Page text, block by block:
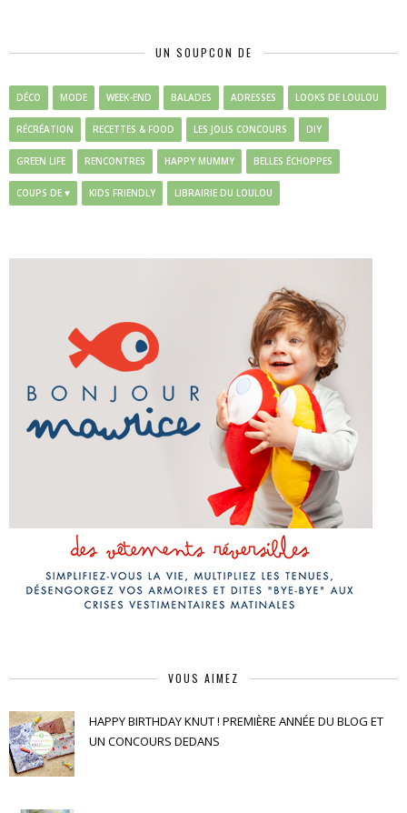
UN SOUPCON DE
DÉCO MODE WEEK-END BALADES ADRESSES LOOKS DE LOULOU
RÉCRÉATION RECETTES & FOOD LES JOLIS CONCOURS DIY
GREEN LIFE RENCONTRES HAPPY MUMMY BELLES ÉCHOPPES
COUPS DE ♥ KIDS FRIENDLY LIBRAIRIE DU LOULOU
VOUS AIMEZ
HAPPY BIRTHDAY KNUT ! PREMIÈRE ANNÉE DU BLOG ET
UN CONCOURS DEDANS